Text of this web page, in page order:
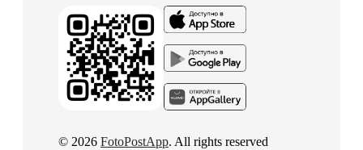
© 2026 FotoPostApp. All rights reserved